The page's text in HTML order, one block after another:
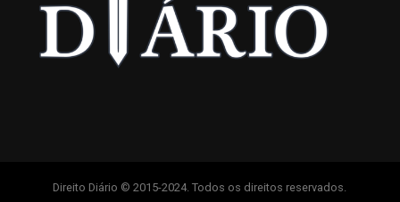
Direito Diário © 2015-2024. Todos os direitos reservados.